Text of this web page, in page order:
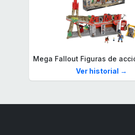
Ver historial →